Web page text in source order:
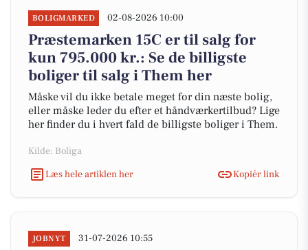
BOLIGMARKED 02-08-2026 10:00
Præstemarken 15C er til salg for
kun 795.000 kr.: Se de billigste
boliger til salg i Them her
Måske vil du ikke betale meget for din næste bolig,
eller måske leder du efter et håndværkertilbud? Lige
her finder du i hvert fald de billigste boliger i Them.
Kilde: Boliga
Læs hele artiklen her
Kopiér link
JOBNYT 31-07-2026 10:55